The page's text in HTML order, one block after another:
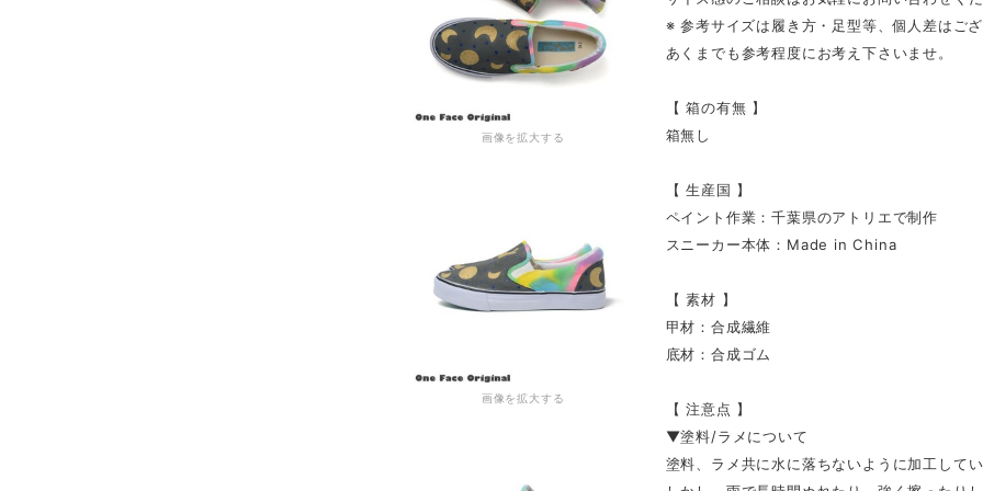
画像を拡大する
画像を拡大する
※ 参考サイズは履き方・足型等、個人差はござ
あくまでも参考程度にお考え下さいませ。
【 箱の有無 】
箱無し
【 生産国 】
ペイント作業：千葉県のアトリエで制作
スニーカー本体：Made in China
【 素材 】
甲材：合成繊維
底材：合成ゴム
【 注意点 】
▼塗料/ラメについて
塗料、ラメ共に水に落ちないように加工してい